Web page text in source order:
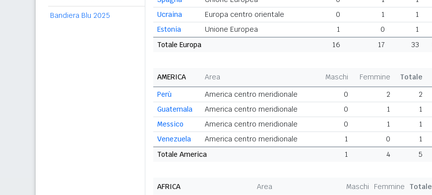
Bandiera Blu 2025
Ucraina
Europa centro orientale 0 1 1
Estonia
Unione Europea 1 0 1
Totale Europa
16 17 33
AMERICA Area Maschi Femmine Totale
Perù
America centro meridionale 0 2 2
Guatemala
America centro meridionale 0 1 1
Messico
America centro meridionale 0 1 1
Venezuela
America centro meridionale 1 0 1
Totale America
1 4 5
AFRICA Area Maschi Femmine Totale